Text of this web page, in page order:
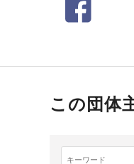
この団体
キーワード